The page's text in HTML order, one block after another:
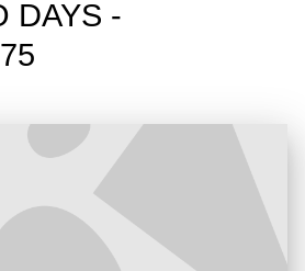
DAYS -